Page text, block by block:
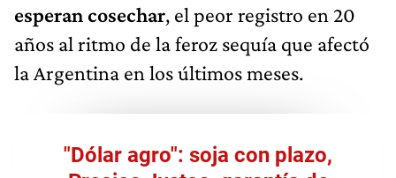
esperan cosechar, el peor registro en 20
años al ritmo de la feroz sequía que afectó
la Argentina en los últimos meses.
"Dólar agro": soja con plazo,